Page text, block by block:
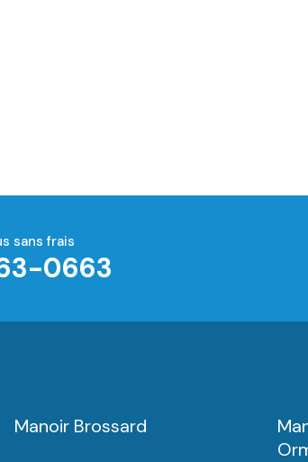
sans frais
0663
Manoir Brossard